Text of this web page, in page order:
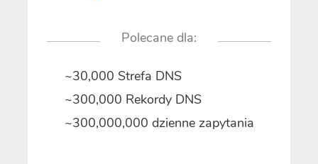
Polecane dla:
~30,000 Strefa DNS
~300,000 Rekordy DNS
~300,000,000 dzienne zapytania